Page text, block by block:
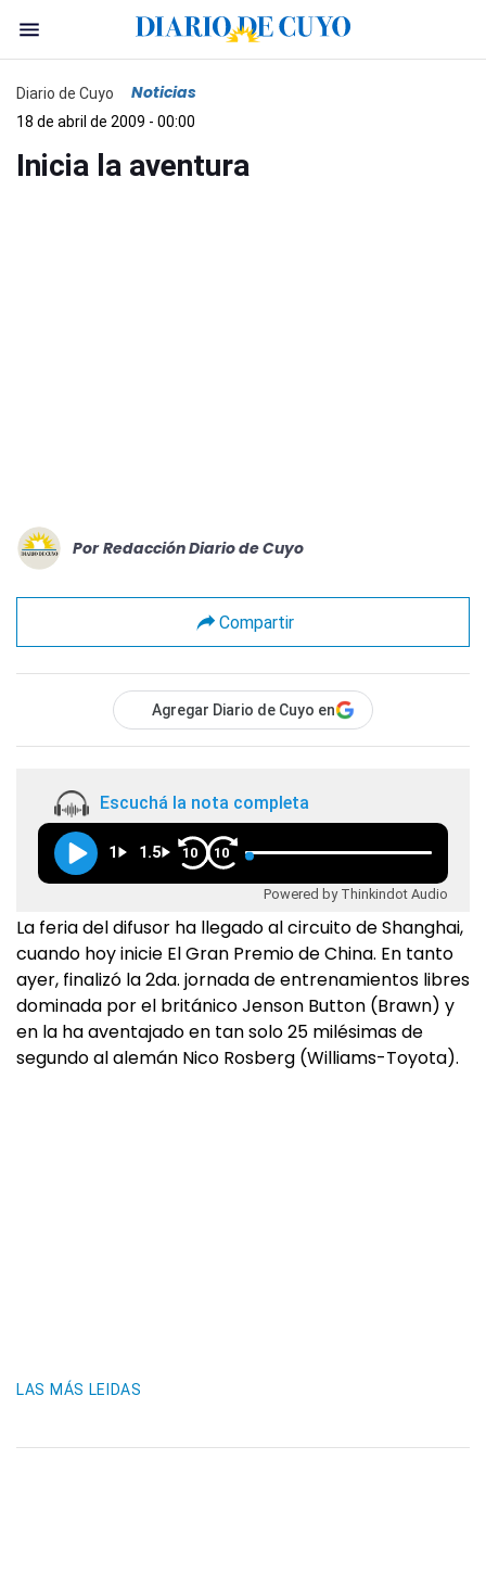
Diario de Cuyo Noticias
18 de abril de 2009 - 00:00
Inicia la aventura
Por Redacción Diario de Cuyo
Compartir
Agregar Diario de Cuyo en
Escuchá la nota completa
1 1.5 10 10
Powered by Thinkindot Audio
La feria del difusor ha llegado al circuito de Shanghai,
cuando hoy inicie El Gran Premio de China. En tanto
ayer, finalizó la 2da. jornada de entrenamientos libres
dominada por el británico Jenson Button (Brawn) y
en la ha aventajado en tan solo 25 milésimas de
segundo al alemán Nico Rosberg (Williams-Toyota).
LAS MÁS LEIDAS